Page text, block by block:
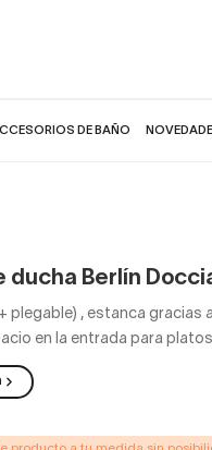
DE BAÑO
ducha Berlín
plegable) , estanca gracias
en la entrada para